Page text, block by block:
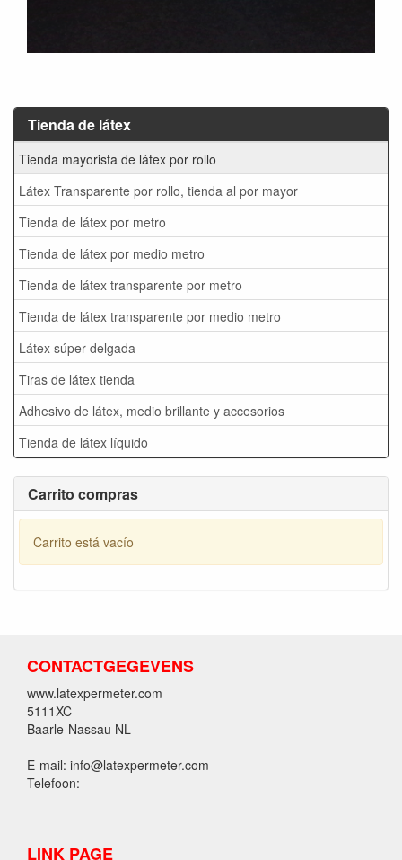
Tienda de látex
Tienda mayorista de látex por rollo
Látex Transparente por rollo, tienda al por mayor
Tienda de látex por metro
Tienda de látex por medio metro
Tienda de látex transparente por metro
Tienda de látex transparente por medio metro
Látex súper delgada
Tiras de látex tienda
Adhesivo de látex, medio brillante y accesorios
Tienda de látex líquido
Carrito compras
Carrito está vacío
CONTACTGEGEVENS
www.latexpermeter.com
5111XC
Baarle-Nassau NL
E-mail: info@latexpermeter.com
Telefoon:
LINK PAGE